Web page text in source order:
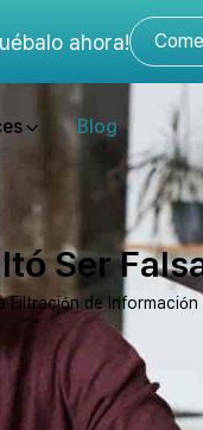
ahora!
Blog
Ser
de Información